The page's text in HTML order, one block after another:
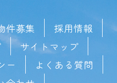
件募集
採用情報
サイトマップ
ー
よくある質問